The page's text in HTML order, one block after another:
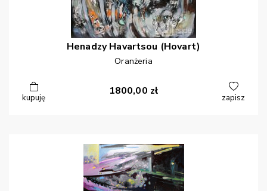
Henadzy Havartsou (Hovart)
Oranżeria
kupuję
1800,00 zł
zapisz